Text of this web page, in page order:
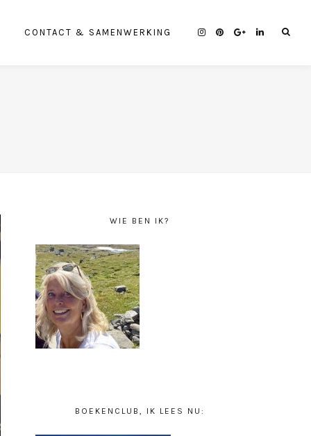
CONTACT & SAMENWERKING
WIE BEN IK?
BOEKENCLUB, IK LEES NU: